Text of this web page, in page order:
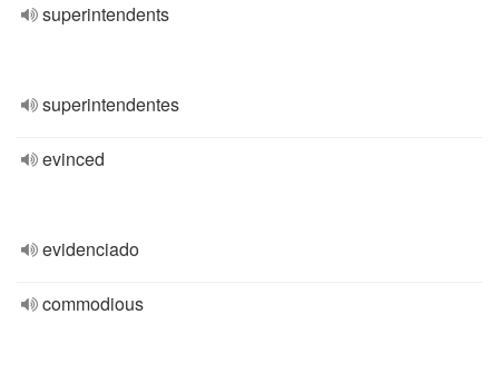
superintendents
superintendentes
evinced
evidenciado
commodious